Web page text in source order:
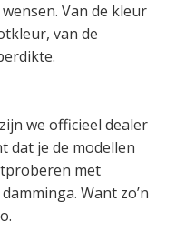
Van de kleur
van de
we officieel dealer
dat je de modellen
met
Want zo’n